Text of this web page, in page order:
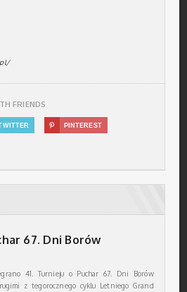
FRIENDS
 PINTEREST
67. Dni Borów
41. Turnieju o Puchar 67. Dni Borów
z tegorocznego cyklu Letniego Grand